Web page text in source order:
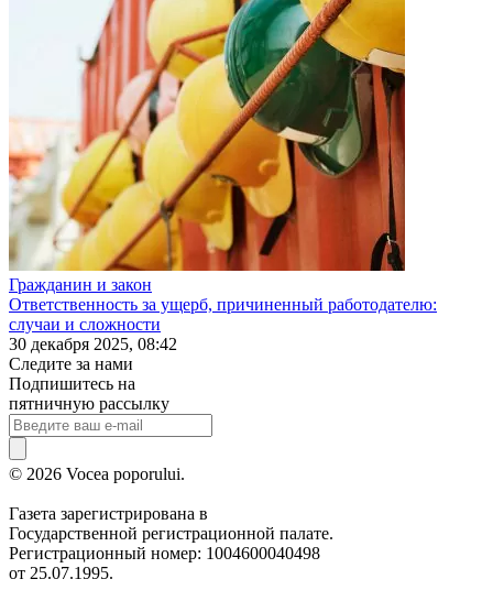
Гражданин и закон
Ответственность за ущерб, причиненный работодателю:
случаи и сложности
30 декабря 2025, 08:42
Следите за нами
Подпишитесь на
пятничную рассылку
© 2026 Vocea poporului.
Газета зарегистрирована в
Государственной регистрационной палате.
Регистрационный номер: 1004600040498
от 25.07.1995.